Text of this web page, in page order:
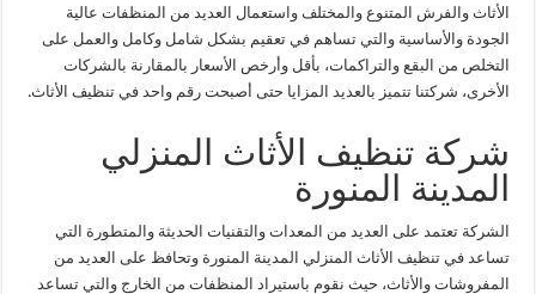
الأثاث والفرش المتنوع والمختلف واستعمال العديد من المنظفات عالية
الجودة والأساسية والتي تساهم في تعقيم بشكل شامل وكامل والعمل على
التخلص من البقع والتراكمات، بأقل وأرخص الأسعار بالمقارنة بالشركات
الأخرى، شركتنا تتميز بالعديد المزايا حتى أصبحت رقم واحد في تنظيف الأثاث.
شركة تنظيف الأثاث المنزلي
المدينة المنورة
الشركة تعتمد على العديد من المعدات والتقنيات الحديثة والمتطورة التي
تساعد في تنظيف الأثاث المنزلي المدينة المنورة وتحافظ على العديد من
المفروشات والأثاث، حيث نقوم باستيراد المنظفات من الخارج والتي تساعد